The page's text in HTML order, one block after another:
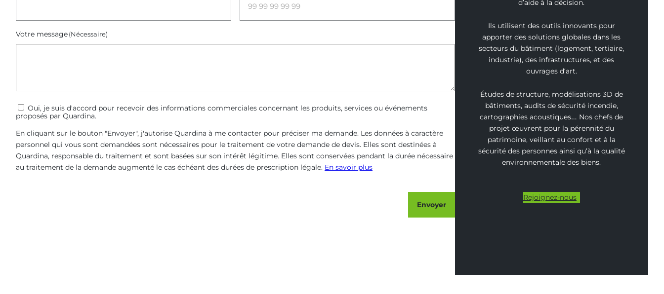
Votre message(Nécessaire)
Communications
commerciales
Oui, je suis d'accord pour recevoir des informations commerciales concernant les produits, services ou événements
proposés par Quardina.
En cliquant sur le bouton "Envoyer", j'autorise Quardina à me contacter pour préciser ma demande. Les données à caractère
personnel qui vous sont demandées sont nécessaires pour le traitement de votre demande de devis. Elles sont destinées à
Quardina, responsable du traitement et sont basées sur son intérêt légitime. Elles sont conservées pendant la durée nécessaire
au traitement de la demande augmenté le cas échéant des durées de prescription légale. En savoir plus
Envoyer
d’aide à la décision.
Ils utilisent des outils innovants pour
apporter des solutions globales dans les
secteurs du bâtiment (logement, tertiaire,
industrie), des infrastructures, et des
ouvrages d’art.
Études de structure, modélisations 3D de
bâtiments, audits de sécurité incendie,
cartographies acoustiques… Nos chefs de
projet œuvrent pour la pérennité du
patrimoine, veillant au confort et à la
sécurité des personnes ainsi qu’à la qualité
environnementale des biens.
Rejoignez-nous